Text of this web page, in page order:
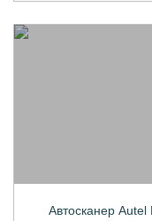
Автосканер